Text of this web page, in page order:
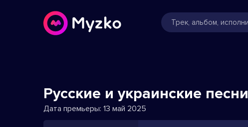
Русские и украинские песни
Дата премьеры: 13 май 2025